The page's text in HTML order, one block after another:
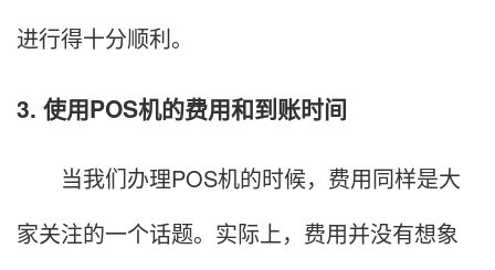
进行得十分顺利。
3. 使用POS机的费用和到账时间
当我们办理POS机的时候，费用同样是大
家关注的一个话题。实际上，费用并没有想象